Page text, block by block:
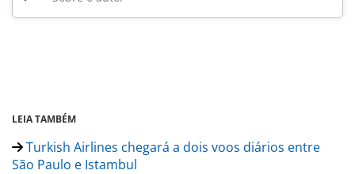
LEIA TAMBÉM
Turkish Airlines chegará a dois voos diários entre
São Paulo e Istambul